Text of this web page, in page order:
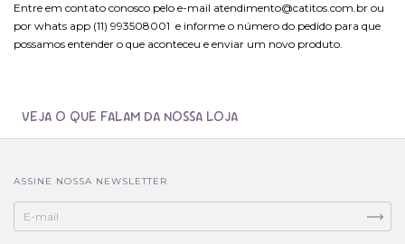
Entre em contato conosco pelo e-mail atendimento@catitos.com.br ou
por whats app (11) 993508001 e informe o número do pedido para que
possamos entender o que aconteceu e enviar um novo produto.
VEJA O QUE FALAM DA NOSSA LOJA
ASSINE NOSSA NEWSLETTER